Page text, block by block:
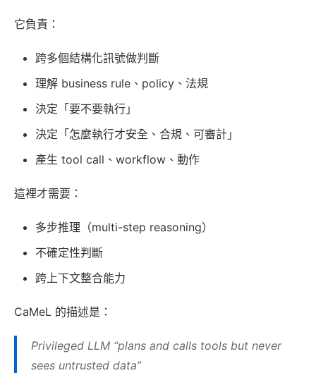
它負責：
跨多個結構化訊號做判斷
理解 business rule、policy、法規
決定「要不要執行」
決定「怎麼執行才安全、合規、可審計」
產生 tool call、workflow、動作
這裡才需要：
多步推理（multi-step reasoning）
不確定性判斷
跨上下文整合能力
CaMeL 的描述是：
Privileged LLM “plans and calls tools but never
sees untrusted data”